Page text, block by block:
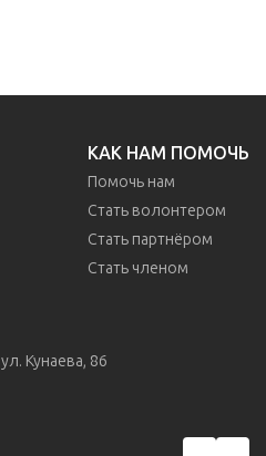
КАК НАМ ПОМОЧЬ
Помочь нам
Стать волонтером
Стать партнёром
Стать членом
ул. Кунаева, 86